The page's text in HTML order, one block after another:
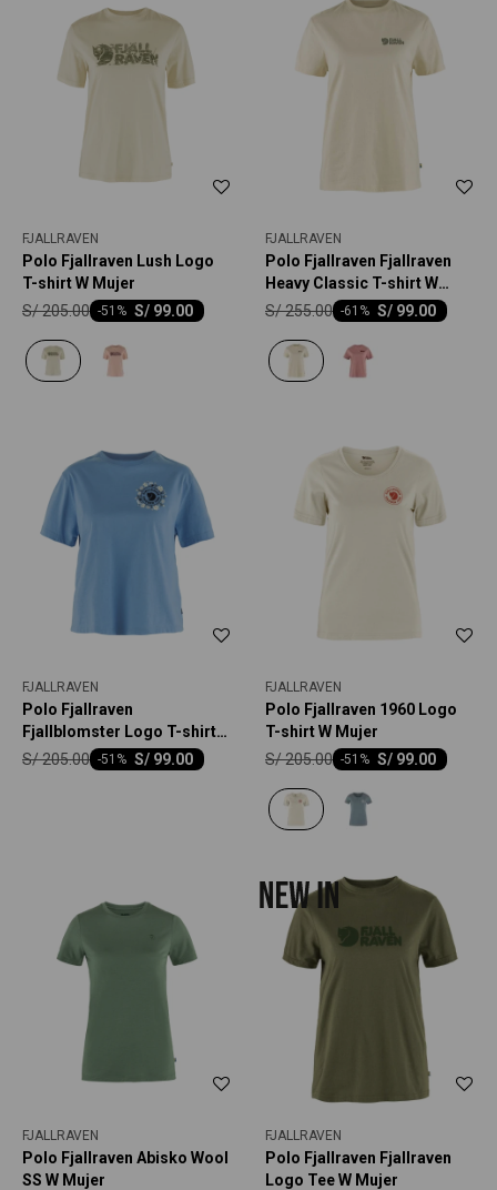
FJALLRAVEN
Polo Fjallraven Lush Logo
T-shirt W Mujer
S/ 99.00
-51
S/205.00
FJALLRAVEN
Polo Fjallraven Fjallraven
Heavy Classic T-shirt W
Mujer
S/ 99.00
-61
S/255.00
FJALLRAVEN
Polo Fjallraven
Fjallblomster Logo T-shirt
W Mujer
S/ 99.00
-51
S/205.00
FJALLRAVEN
Polo Fjallraven 1960 Logo
T-shirt W Mujer
S/ 99.00
-51
S/205.00
FJALLRAVEN
Polo Fjallraven Abisko Wool
SS W Mujer
FJALLRAVEN
Polo Fjallraven Fjallraven
Logo Tee W Mujer